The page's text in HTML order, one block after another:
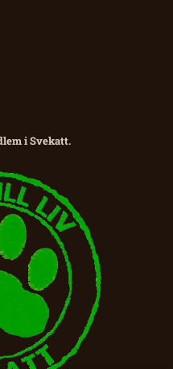
i Svekatt.